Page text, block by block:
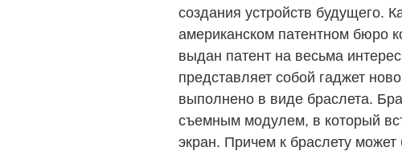
создания устройств будущего.
американском патентном бюро
выдан патент на весьма
представляет собой гаджет
выполнено в виде браслета.
съемным модулем, в который
экран. Причем к браслету